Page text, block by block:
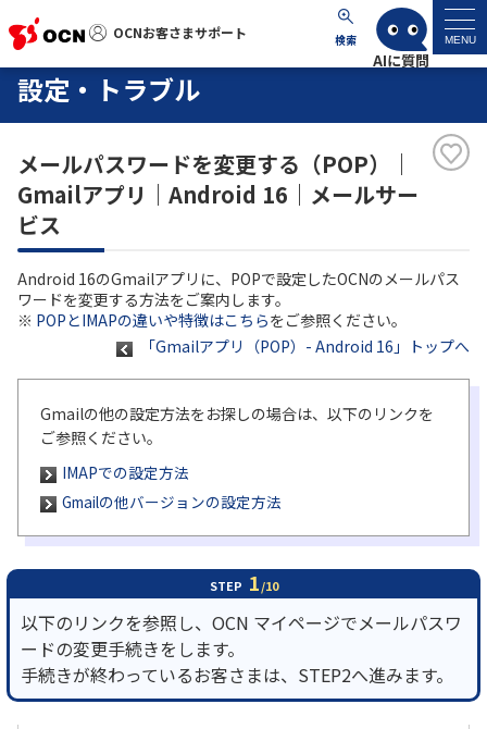
OCNお客さまサポート 検索 MENU
OCNお客さまサポート
サポートトップ
よくあるご質問
工事・故障情報
各種ダウンロード
お問い合わせ
履歴・お気に入り
お知らせ サポートサイトの使い方
NTTドコモビジネスのお客さ
まはこちら
サービス
設定・トラブル
メールパスワードを変更する（POP）｜
Gmailアプリ｜Android 16｜メールサー
ビス
Android 16のGmailアプリに、POPで設定したOCNのメールパス
ワードを変更する方法をご案内します。
※ POPとIMAPの違いや特徴はこちらをご参照ください。
「Gmailアプリ（POP）- Android 16」トップへ
Gmailの他の設定方法をお探しの場合は、以下のリンクを
ご参照ください。
IMAPでの設定方法
Gmailの他バージョンの設定方法
STEP 1/10
以下のリンクを参照し、OCN マイページでメールパスワ
ードの変更手続きをします。
手続きが終わっているお客さまは、STEP2へ進みます。